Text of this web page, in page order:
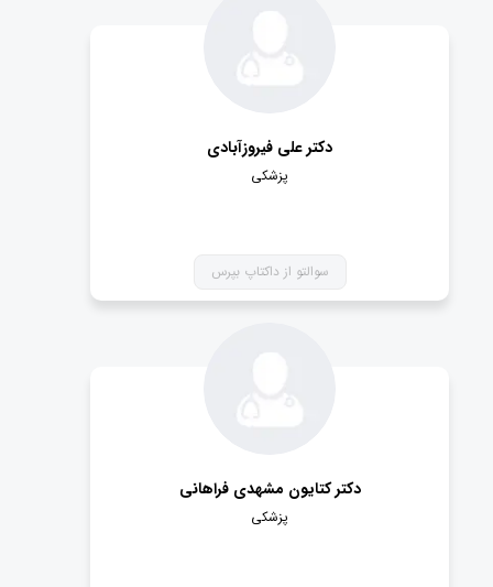
دکتر علی فیروزآبادی
پزشکی
سوالتو از داکتاپ بپرس
دکتر کتایون مشهدی فراهانی
پزشکی